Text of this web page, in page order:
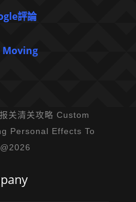
評論
Moving
关清关攻略 Custom
Personal Effects To